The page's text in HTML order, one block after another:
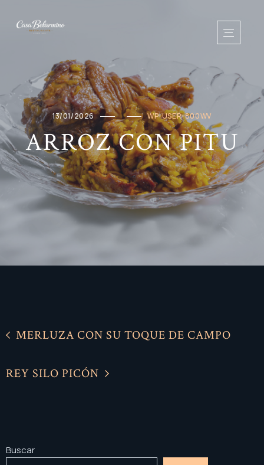
13/01/2026 WP-USER-800WV
ARROZ CON PITU
MERLUZA CON SU TOQUE DE CAMPO
REY SILO PICÓN
Buscar